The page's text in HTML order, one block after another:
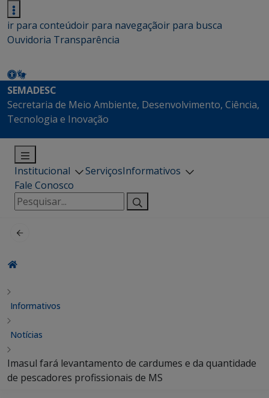
ir para conteúdoir para navegaçãoir para busca
Ouvidoria Transparência
SEMADESC
Secretaria de Meio Ambiente, Desenvolvimento, Ciência,
Tecnologia e Inovação
Institucional ServiçosInformativos
Fale Conosco
Pesquisar
por:
Informativos
Notícias
Imasul fará levantamento de cardumes e da quantidade
de pescadores profissionais de MS